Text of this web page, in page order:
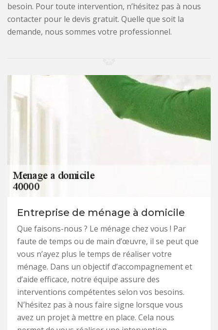
besoin. Pour toute intervention, n’hésitez pas à nous
contacter pour le devis gratuit. Quelle que soit la
demande, nous sommes votre professionnel.
Entreprise de ménage à domicile
Que faisons-nous ? Le ménage chez vous ! Par
faute de temps ou de main d’œuvre, il se peut que
vous n’ayez plus le temps de réaliser votre
ménage. Dans un objectif d’accompagnement et
d’aide efficace, notre équipe assure des
interventions compétentes selon vos besoins.
N’hésitez pas à nous faire signe lorsque vous
avez un projet à mettre en place. Cela nous